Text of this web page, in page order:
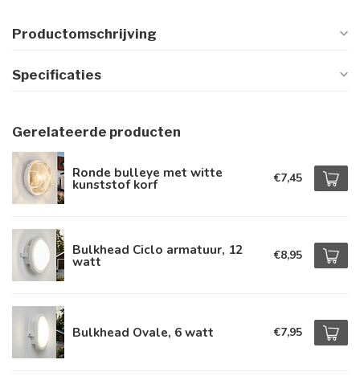
Productomschrijving
Specificaties
Gerelateerde producten
Ronde bulleye met witte
kunststof korf €7,45
Bulkhead Ciclo armatuur, 12
watt €8,95
Bulkhead Ovale, 6 watt €7,95